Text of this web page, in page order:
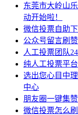
东莞市大岭山
动开始啦！
微信投票自助
公众号留言刷
人工投票团队
纯人工投票平
选出您心目中
中心
朋友圈一键集
微信投票怎么